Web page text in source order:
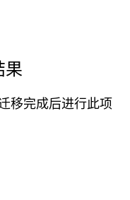
果
移完成后进行此项